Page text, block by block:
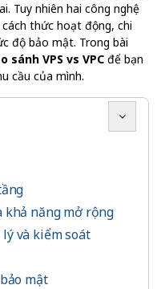
Tuy nhiên hai công nghệ
thức hoạt động, chi
độ bảo mật. Trong bài
sánh VPS vs VPC để bạn
cầu của mình.
khả năng mở rộng
và kiểm soát
mật